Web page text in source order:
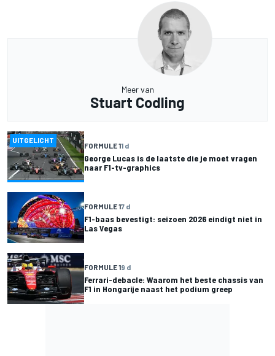
Meer van
Stuart Codling
UITGELICHT
FORMULE 11 d
George Lucas is de laatste die je moet vragen
naar F1-tv-graphics
FORMULE 17 d
F1-baas bevestigt: seizoen 2026 eindigt niet in
Las Vegas
FORMULE 19 d
Ferrari-debacle: Waarom het beste chassis van
F1 in Hongarije naast het podium greep